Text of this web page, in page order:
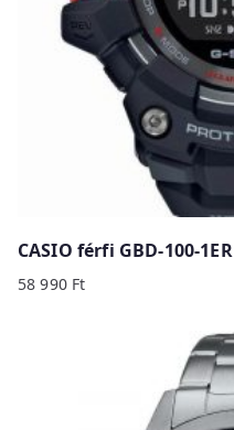
CASIO férfi GBD-100-1ER
58 990 Ft